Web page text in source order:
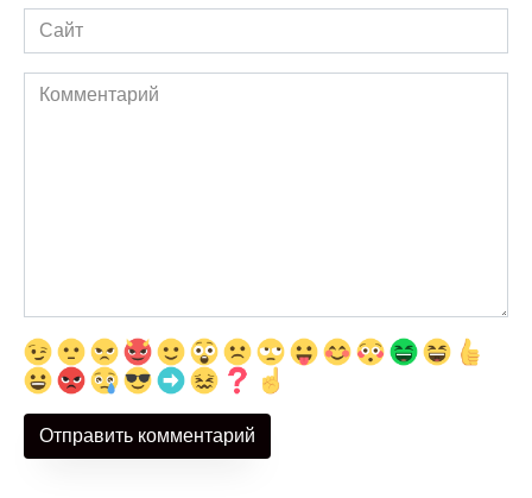
Сайт
Комментарий